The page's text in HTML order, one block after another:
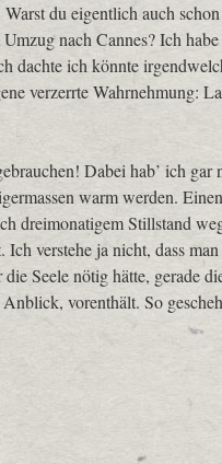
du eigentlich auch
nach Cannes? Ich
dachte ich könnte
verzerrte Wahrnehmung:
Dabei hab’ ich gar
warm werden.
dreimonatigem Stillstand
verstehe ja nicht, dass
Seele nötig hätte, gerade
vorenthält. So